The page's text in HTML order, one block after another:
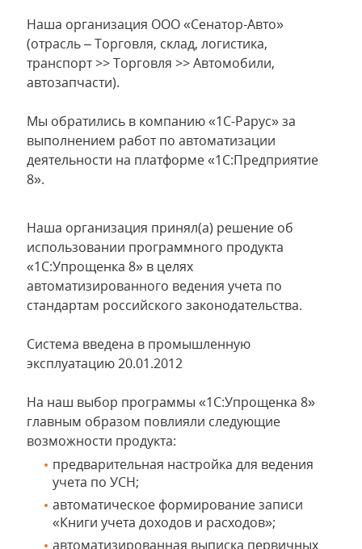
Наша организация ООО «Сенатор-Авто»
(отрасль – Торговля, склад, логистика,
транспорт >> Торговля >> Автомобили,
автозапчасти).
Мы обратились в компанию «1С-Рарус» за
выполнением работ по автоматизации
деятельности на платформе «1С:Предприятие
8».
Наша организация принял(а) решение об
использовании программного продукта
«1С:Упрощенка 8» в целях
автоматизированного ведения учета по
стандартам российского законодательства.
Система введена в промышленную
эксплуатацию 20.01.2012
На наш выбор программы «1С:Упрощенка 8»
главным образом повлияли следующие
возможности продукта:
предварительная настройка для ведения
учета по УСН;
автоматическое формирование записи
«Книги учета доходов и расходов»;
автоматизированная выписка первичных